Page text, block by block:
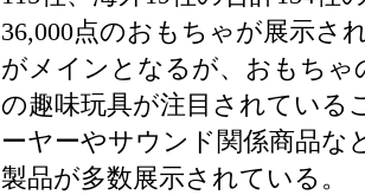
36,000点のおもちゃが展示さ
がメインとなるが、おもちゃ
の趣味玩具が注目されている
ーヤーやサウンド関係商品な
製品が多数展示されている。